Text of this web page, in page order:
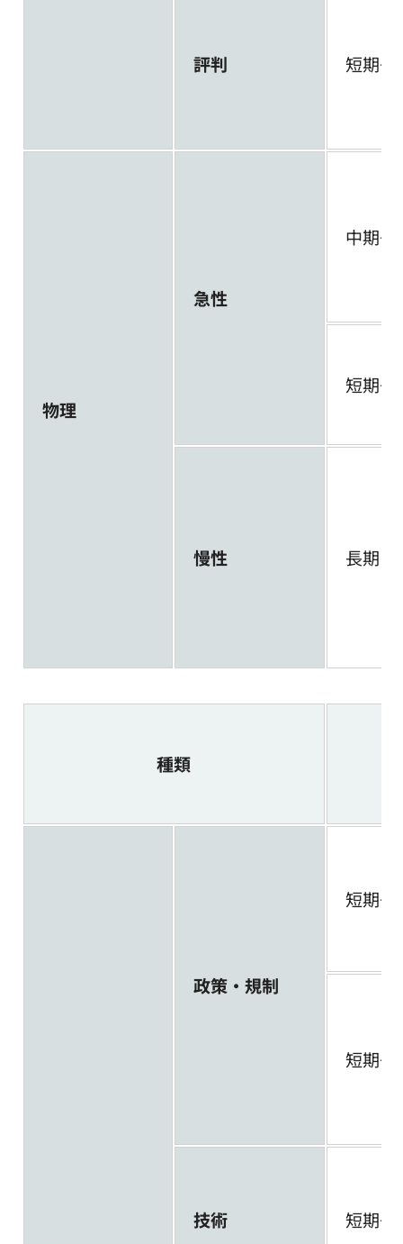
評判 短期～
物理
急性
中期～
短期～
慢性 長期
種類
政策・規制
短期～
短期～
技術 短期～